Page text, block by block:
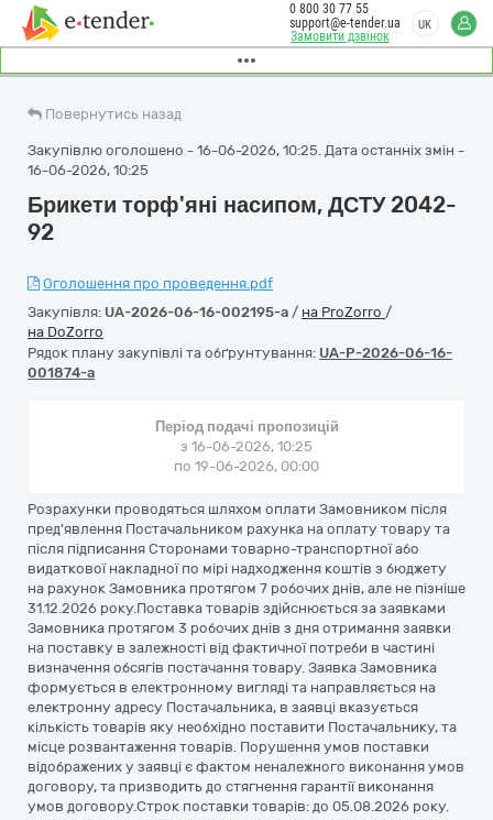
Замовити дзвінок
0 800 30 77 55
support@e-tender.ua
UK
Повернутись назад
Закупівлю оголошено - 16-06-2026, 10:25. Дата останніх змін -
16-06-2026, 10:25
Брикети торф'яні насипом, ДСТУ 2042-
92
Оголошення про проведення.pdf
Закупівля: UA-2026-06-16-002195-a / на ProZorro /
на DoZorro
Рядок плану закупівлі та обґрунтування: UA-P-2026-06-16-
001874-a
Період подачі пропозицій
з 16-06-2026, 10:25
по 19-06-2026, 00:00
Розрахунки проводяться шляхом оплати Замовником після
пред'явлення Постачальником рахунка на оплату товару та
після підписання Сторонами товарно-транспортної або
видаткової накладної по мірі надходження коштів з бюджету
на рахунок Замовника протягом 7 робочих днів, але не пізніше
31.12.2026 року.Поставка товарів здійснюється за заявками
Замовника протягом 3 робочих днів з дня отримання заявки
на поставку в залежності від фактичної потреби в частині
визначення обсягів постачання товару. Заявка Замовника
формується в електронному вигляді та направляється на
електронну адресу Постачальника, в заявці вказується
кількість товарів яку необхідно поставити Постачальнику, та
місце розвантаження товарів. Порушення умов поставки
відображених у заявці є фактом неналежного виконання умов
договору, та призводить до стягнення гарантії виконання
умов договору.Строк поставки товарів: до 05.08.2026 року.